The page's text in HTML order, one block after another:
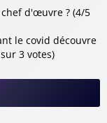
d'œuvre ? (4/5
le covid découvre
3 votes)